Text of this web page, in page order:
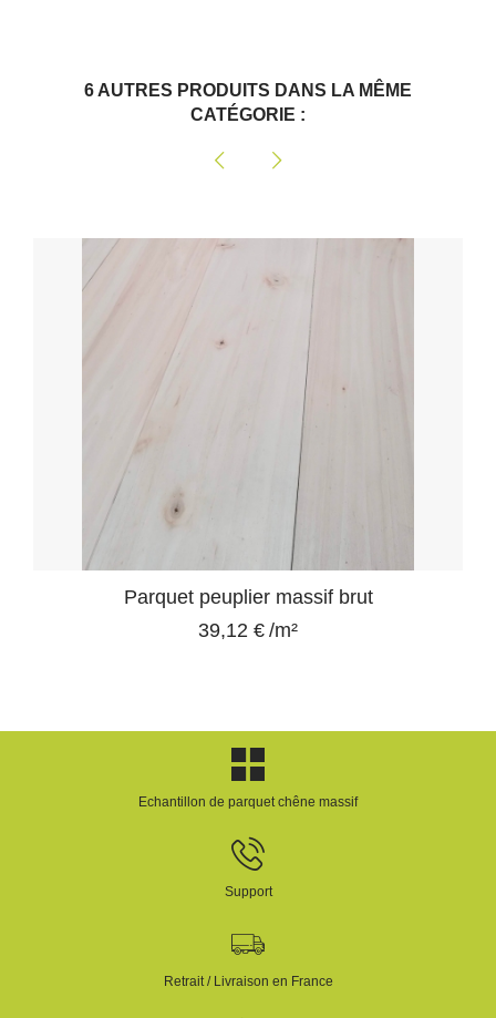
6 AUTRES PRODUITS DANS LA MÊME
CATÉGORIE :
Parquet peuplier massif brut
39,12 € /m²
Echantillon de parquet chêne massif
Support
Retrait / Livraison en France